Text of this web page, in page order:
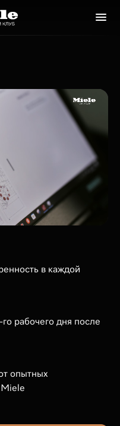
в каждой
рабочего дня после
опытных
Miele